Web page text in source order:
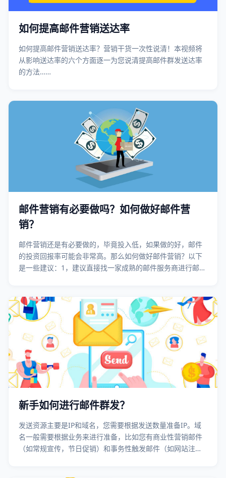
如何提高邮件营销送达率
如何提高邮件营销送达率？营销干货一次性说清！本视频将
从影响送达率的六个方面逐一为您说清提高邮件群发送达率
的方法……
邮件营销有必要做吗？如何做好邮件营
销？
邮件营销还是有必要做的，毕竟投入低，如果做的好，邮件
的投资回报率可能会非常高。那么如何做好邮件营销？以下
是一些建议：1，建议直接找一家成熟的邮件服务商进行邮件
新手如何进行邮件群发？
发送资源主要是IP和域名，您需要根据发送数量准备IP。域
名一般需要根据业务来进行准备，比如您有商业性营销邮件
（如常规宣传，节日促销）和事务性触发邮件（如网站注